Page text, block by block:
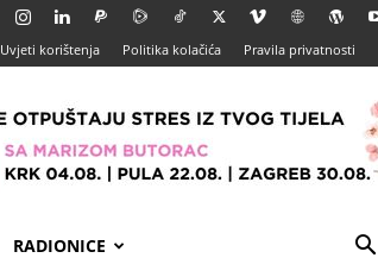
Uvjeti korištenja Politika kolačića Pravila privatnosti
RADIONICE